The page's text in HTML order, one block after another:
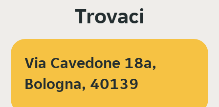
Trovaci
Via Cavedone 18a,
Bologna, 40139